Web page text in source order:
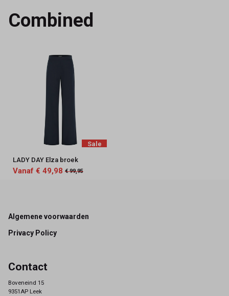
Combined
Sale
LADY DAY Elza broek
Vanaf € 49,98 € 99,95
Footer
Algemene voorwaarden
Privacy Policy
Contact
Boveneind 15
9351AP Leek